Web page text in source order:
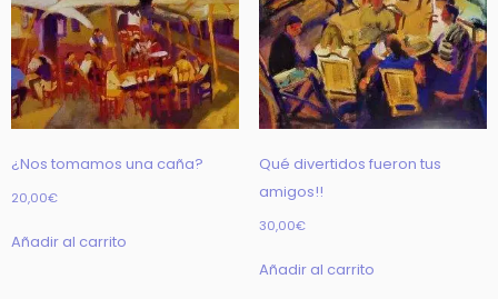
¿Nos tomamos una caña?
20,00€
Añadir al carrito
Qué divertidos fueron tus
amigos!!
30,00€
Añadir al carrito